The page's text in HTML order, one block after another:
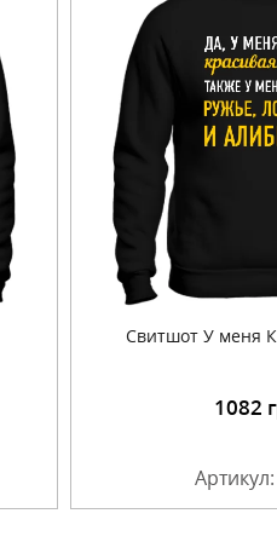
Свитшот У меня
1082